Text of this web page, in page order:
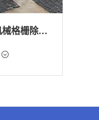
云南gsly回转式机械格栅除污机